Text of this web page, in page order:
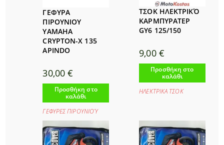
ΓΕΦΥΡΑ
ΠΙΡΟΥΝΙΟΥ
YAMAHA
CRYPTON-X 135
APINDO
30,00€
Προσθήκη στο
καλάθι
ΓΕΦΥΡΕΣ ΠΙΡΟΥΝΙΟΎ
ΤΣΟΚ ΗΛΕΚΤΡΙΚΌ
ΚΑΡΜΠΥΡΑΤΕΡ
GY6 125/150
9,00 €
Προσθήκη στο
καλάθι
ΗΛΕΚΤΡΙΚΑ ΤΣΟΚ